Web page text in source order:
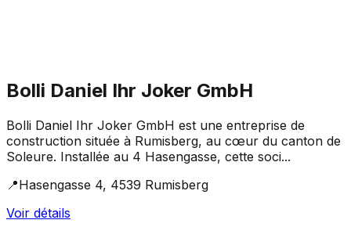
Bolli Daniel Ihr Joker GmbH
Bolli Daniel Ihr Joker GmbH est une entreprise de
construction située à Rumisberg, au cœur du canton de
Soleure. Installée au 4 Hasengasse, cette soci...
📍Hasengasse 4, 4539 Rumisberg
Voir détails